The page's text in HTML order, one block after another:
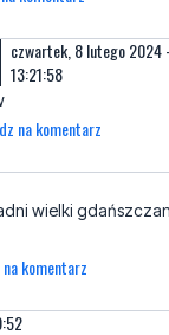
na komentarz
wielki
komentarz